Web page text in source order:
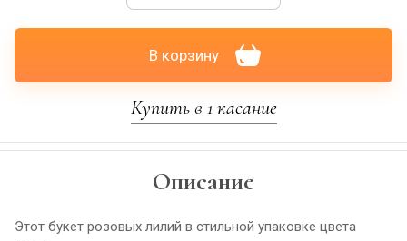
В корзину
Купить в 1 касание
Описание
Этот букет розовых лилий в стильной упаковке цвета